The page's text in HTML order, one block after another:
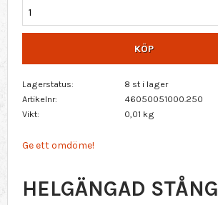
KÖP
Lagerstatus
8 st i lager
Artikelnr
46050051000.250
Vikt
0,01 kg
Ge ett omdöme!
HELGÄNGAD STÅNG